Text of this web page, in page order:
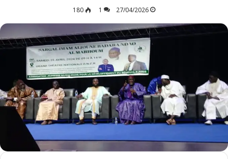
27/04/2026
1
180